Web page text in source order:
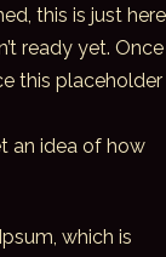
this is just here
ready yet. Once
this placeholder
an idea of how
which is